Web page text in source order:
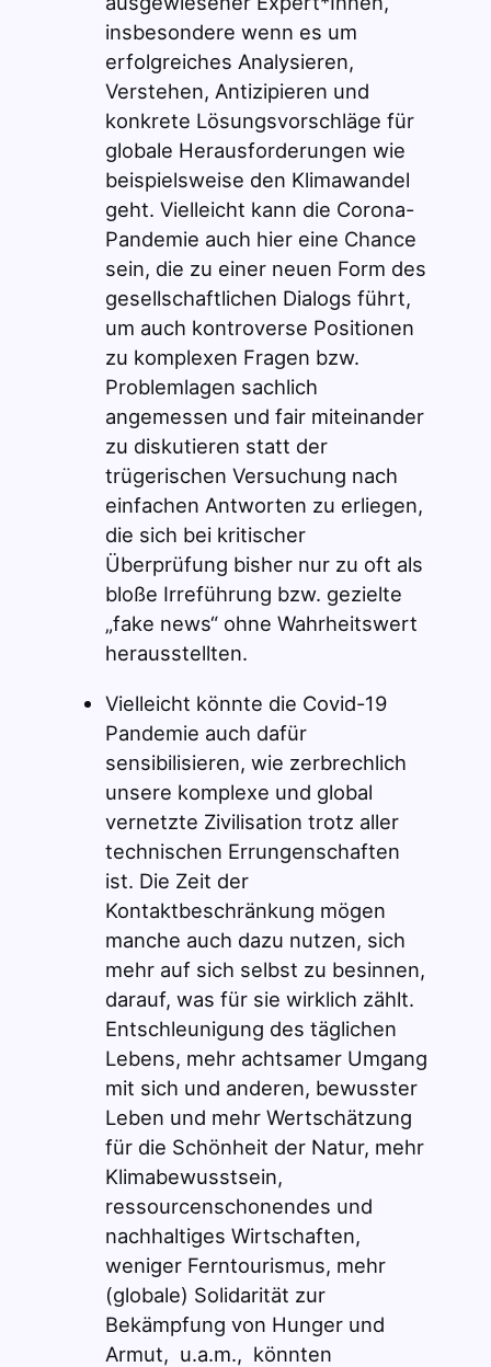
insbesondere wenn es um
erfolgreiches Analysieren,
Verstehen, Antizipieren und
konkrete Lösungsvorschläge für
globale Herausforderungen wie
beispielsweise den Klimawandel
geht. Vielleicht kann die Corona-
Pandemie auch hier eine Chance
sein, die zu einer neuen Form des
gesellschaftlichen Dialogs führt,
um auch kontroverse Positionen
zu komplexen Fragen bzw.
Problemlagen sachlich
angemessen und fair miteinander
zu diskutieren statt der
trügerischen Versuchung nach
einfachen Antworten zu erliegen,
die sich bei kritischer
Überprüfung bisher nur zu oft als
bloße Irreführung bzw. gezielte
„fake news“ ohne Wahrheitswert
herausstellten.
Vielleicht könnte die Covid-19
Pandemie auch dafür
sensibilisieren, wie zerbrechlich
unsere komplexe und global
vernetzte Zivilisation trotz aller
technischen Errungenschaften
ist. Die Zeit der
Kontaktbeschränkung mögen
manche auch dazu nutzen, sich
mehr auf sich selbst zu besinnen,
darauf, was für sie wirklich zählt.
Entschleunigung des täglichen
Lebens, mehr achtsamer Umgang
mit sich und anderen, bewusster
Leben und mehr Wertschätzung
für die Schönheit der Natur, mehr
Klimabewusstsein,
ressourcenschonendes und
nachhaltiges Wirtschaften,
weniger Ferntourismus, mehr
(globale) Solidarität zur
Bekämpfung von Hunger und
Armut, u.a.m., könnten